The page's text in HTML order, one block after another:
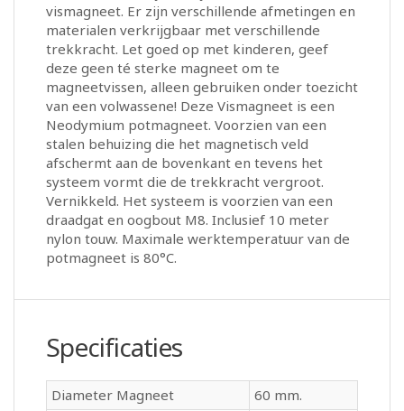
vismagneet. Er zijn verschillende afmetingen en
materialen verkrijgbaar met verschillende
trekkracht. Let goed op met kinderen, geef
deze geen té sterke magneet om te
magneetvissen, alleen gebruiken onder toezicht
van een volwassene! Deze Vismagneet is een
Neodymium potmagneet. Voorzien van een
stalen behuizing die het magnetisch veld
afschermt aan de bovenkant en tevens het
systeem vormt die de trekkracht vergroot.
Vernikkeld. Het systeem is voorzien van een
draadgat en oogbout M8. Inclusief 10 meter
nylon touw. Maximale werktemperatuur van de
potmagneet is 80°C.
Specificaties
Diameter Magneet
60 mm.